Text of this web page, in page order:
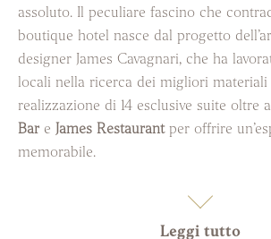
assoluto. Il peculiare fascino che
boutique hotel nasce dal progetto
designer James Cavagnari, che ha
locali nella ricerca dei migliori materiali
realizzazione di 14 esclusive suite oltre
Bar e James Restaurantper offrire
memorabile.
Leggi tutto